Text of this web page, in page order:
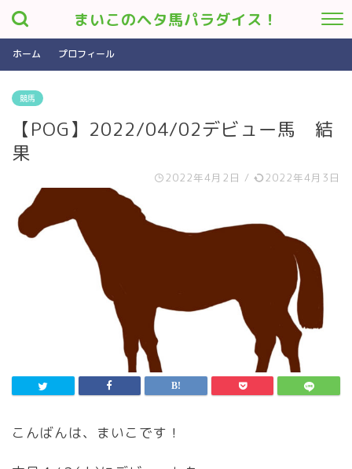
まいこのヘタ馬パラダイス！
ホーム プロフィール
競馬
【POG】2022/04/02デビュー馬 結
果
2022年4月2日 / 2022年4月3日
こんばんは、まいこです！